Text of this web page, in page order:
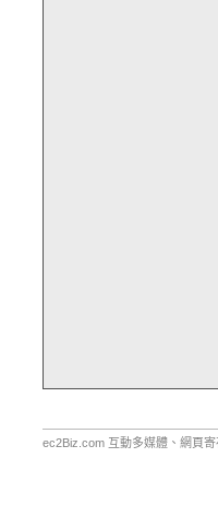
ec2Biz.com 互動多媒體、網頁